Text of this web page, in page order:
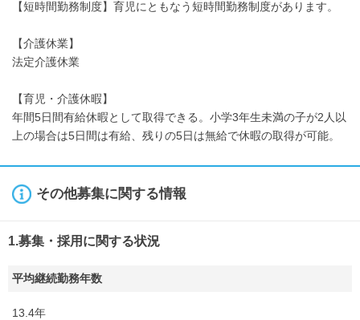
【短時間勤務制度】育児にともなう短時間勤務制度があります。
【介護休業】
法定介護休業
【育児・介護休暇】
年間5日間有給休暇として取得できる。小学3年生未満の子が2人以
上の場合は5日間は有給、残りの5日は無給で休暇の取得が可能。
その他募集に関する情報
1.募集・採用に関する状況
平均継続勤務年数
13.4年